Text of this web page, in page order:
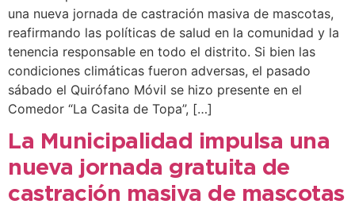
una nueva jornada de castración masiva de mascotas,
reafirmando las políticas de salud en la comunidad y la
tenencia responsable en todo el distrito. Si bien las
condiciones climáticas fueron adversas, el pasado
sábado el Quirófano Móvil se hizo presente en el
Comedor “La Casita de Topa”, […]
La Municipalidad impulsa una
nueva jornada gratuita de
castración masiva de mascotas